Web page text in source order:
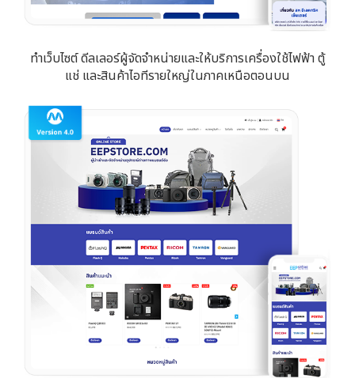
ทำเว็บไซต์ ดีลเลอร์ผู้จัดจำหน่ายและให้บริการเครื่องใช้ไฟฟ้า ตู้
แช่ และสินค้าไอทีรายใหญ่ในภาคเหนือตอนบน